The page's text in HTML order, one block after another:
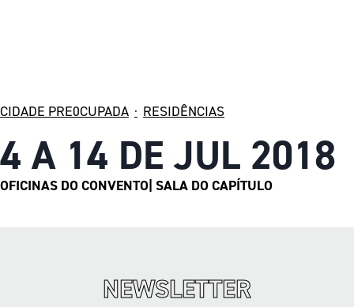
CIDADE PRE0CUPADA · RESIDÊNCIAS
4 A 14 DE JUL 2018
OFICINAS DO CONVENTO| SALA DO CAPÍTULO
NEWSLETTER